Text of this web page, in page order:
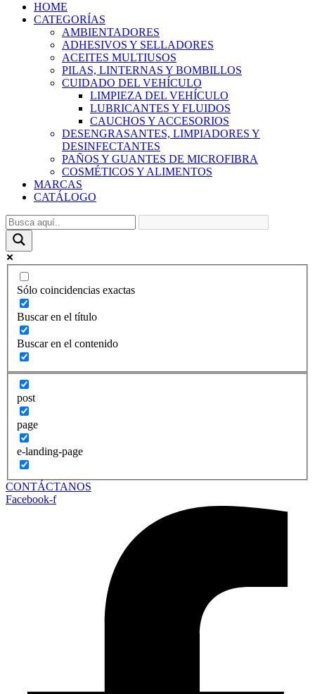
HOME
CATEGORÍAS
AMBIENTADORES
ADHESIVOS Y SELLADORES
ACEITES MULTIUSOS
PILAS, LINTERNAS Y BOMBILLOS
CUIDADO DEL VEHÍCULO
LIMPIEZA DEL VEHÍCULO
LUBRICANTES Y FLUIDOS
CAUCHOS Y ACCESORIOS
DESENGRASANTES, LIMPIADORES Y
DESINFECTANTES
PAÑOS Y GUANTES DE MICROFIBRA
COSMÉTICOS Y ALIMENTOS
MARCAS
CATÁLOGO
Sólo coincidencias exactas
Buscar en el título
Buscar en el contenido
post
page
e-landing-page
CONTÁCTANOS
Facebook-f